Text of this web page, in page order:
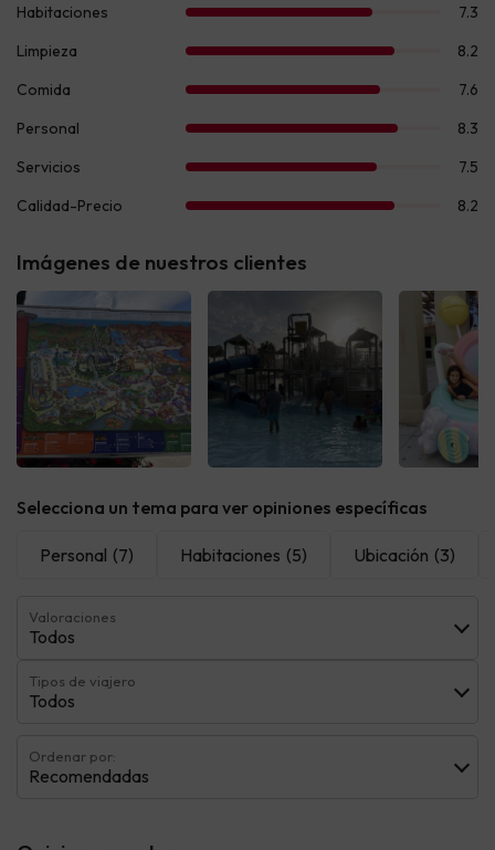
Imágenes de nuestros clientes
Selecciona un tema para ver opiniones específicas
Personal (7) Habitaciones (5) Ubicación (3)
Valoraciones
Todos
Tipos de viajero
Todos
Ordenar por:
Recomendadas